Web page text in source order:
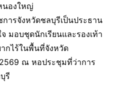
นองใหญ่
ารจังหวัดชลบุรีเป็นประธาน
มอบชุดนักเรียนและรองเท้า
ากไร้ในพื้นที่จังหวัด
ณ หอประชุมที่ว่าการ
รี